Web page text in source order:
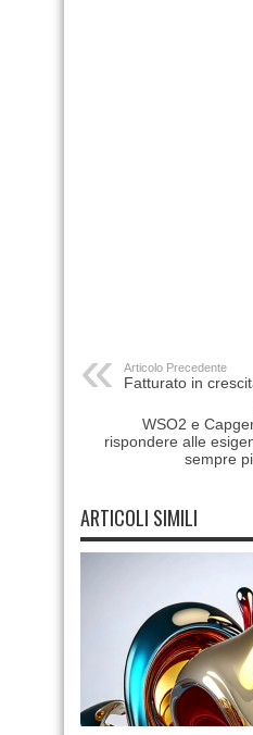
Articolo Precedente
Fatturato in
WSO2 e
rispondere alle
sempre
ARTICOLI SIMILI